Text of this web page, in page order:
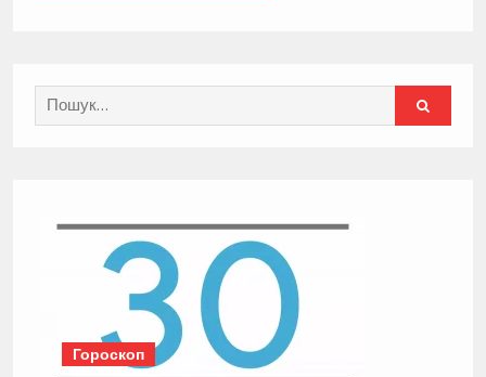
Search
for:
Гороскоп